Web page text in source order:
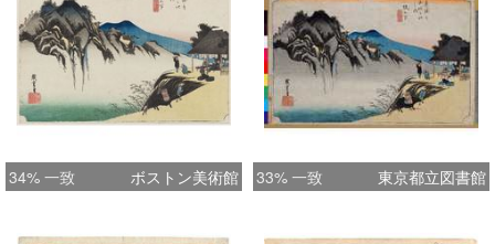
34% 一致 ボストン美術館 33% 一致 東京都立図書館